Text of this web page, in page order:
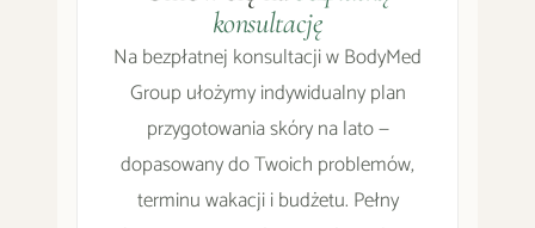
konsultację
Na bezpłatnej konsultacji w BodyMed
Group ułożymy indywidualny plan
przygotowania skóry na lato —
dopasowany do Twoich problemów,
terminu wakacji i budżetu. Pełny